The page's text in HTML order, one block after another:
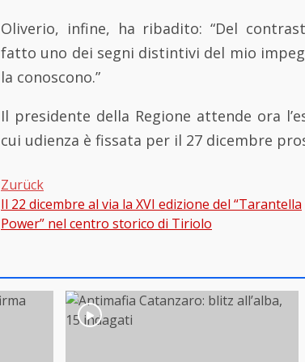
Oliverio, infine, ha ribadito: “Del
fatto uno dei segni distintivi del mio
la conoscono.”
Il presidente della Regione attende ora
cui udienza è fissata per il 27 dicembre
Beitragsnavigation
Zurück
Il 22 dicembre al via la XVI edizione del “Tarantella
Power” nel centro storico di Tiriolo